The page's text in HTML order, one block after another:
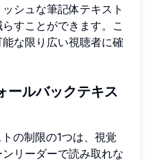
シュな筆記体テキスト
すことができます。こ
な限り広い視聴者に確
ールバックテキス
の制限の1つは、視覚
リーダーで読み取れな